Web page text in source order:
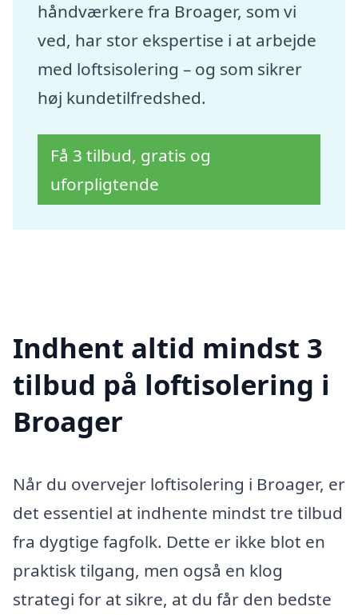
håndværkere fra Broager, som vi
ved, har stor ekspertise i at arbejde
med loftsisolering – og som sikrer
høj kundetilfredshed.
Få 3 tilbud, gratis og
uforpligtende
Indhent altid mindst 3
tilbud på loftisolering i
Broager
Når du overvejer loftisolering i Broager, er
det essentiel at indhente mindst tre tilbud
fra dygtige fagfolk. Dette er ikke blot en
praktisk tilgang, men også en klog
strategi for at sikre, at du får den bedste